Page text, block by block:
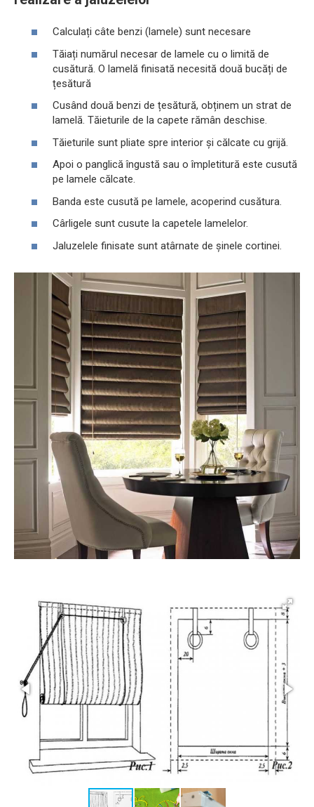
Calculați câte benzi (lamele) sunt necesare
Tăiați numărul necesar de lamele cu o limită de
cusătură. O lamelă finisată necesită două bucăți de
țesătură
Cusând două benzi de țesătură, obținem un strat de
lamelă. Tăieturile de la capete rămân deschise.
Tăieturile sunt pliate spre interior și călcate cu grijă.
Apoi o panglică îngustă sau o împletitură este cusută
pe lamele călcate.
Banda este cusută pe lamele, acoperind cusătura.
Cârligele sunt cusute la capetele lamelelor.
Jaluzelele finisate sunt atârnate de șinele cortinei.